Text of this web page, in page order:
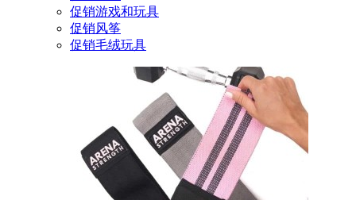
促销游戏和玩具
促销风筝
促销毛绒玩具